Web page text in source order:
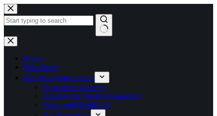
Zum
Inhalt
springen
Keine
Ergebnisse
Home
Salonfinder
Die Wertegemeinschaft
Über unser Konzept
Timeline der Wertegemeinschaft
Presse und Mediathek